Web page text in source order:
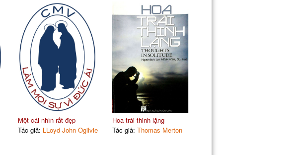
Một cái nhìn rất đẹp
Tác giả: LLoyd John Ogilvie
Hoa trái thinh lặng
Tác giả: Thomas Merton